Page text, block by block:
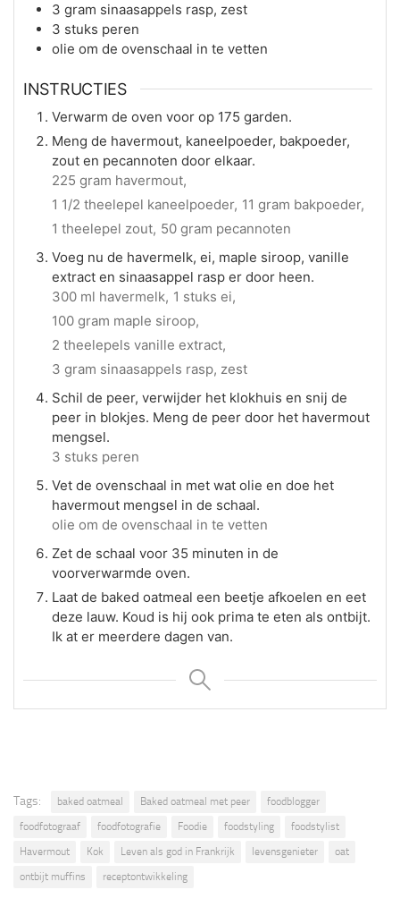
3 gram sinaasappels rasp, zest
3 stuks peren
olie om de ovenschaal in te vetten
INSTRUCTIES
Verwarm de oven voor op 175 garden.
Meng de havermout, kaneelpoeder, bakpoeder,
zout en pecannoten door elkaar.
225 gram havermout,
1 1/2 theelepel kaneelpoeder, 11 gram bakpoeder,
1 theelepel zout, 50 gram pecannoten
Voeg nu de havermelk, ei, maple siroop, vanille
extract en sinaasappel rasp er door heen.
300 ml havermelk, 1 stuks ei,
100 gram maple siroop,
2 theelepels vanille extract,
3 gram sinaasappels rasp, zest
Schil de peer, verwijder het klokhuis en snij de
peer in blokjes. Meng de peer door het havermout
mengsel.
3 stuks peren
Vet de ovenschaal in met wat olie en doe het
havermout mengsel in de schaal.
olie om de ovenschaal in te vetten
Zet de schaal voor 35 minuten in de
voorverwarmde oven.
Laat de baked oatmeal een beetje afkoelen en eet
deze lauw. Koud is hij ook prima te eten als ontbijt.
Ik at er meerdere dagen van.
Tags: baked oatmeal Baked oatmeal met peer
foodblogger
foodfotograaf
foodfotografie Foodie foodstyling
foodstylist
Havermout
Kok Leven als god in Frankrijk levensgenieter
oat
ontbijt muffins
receptontwikkeling